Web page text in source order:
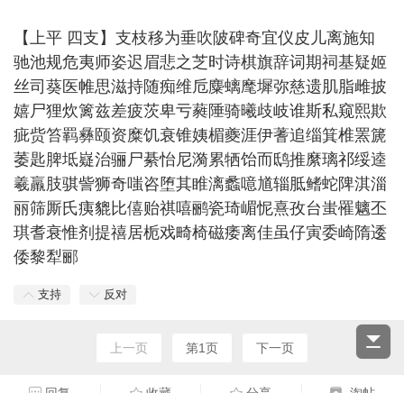
【上平 四支】支枝移为垂吹陂碑奇宜仪皮儿离施知
驰池规危夷师姿迟眉悲之芝时诗棋旗辞词期祠基疑姬
丝司葵医帷思滋持随痴维卮麋螭麾墀弥慈遗肌脂雌披
嬉尸狸炊篱兹差疲茨卑亏蕤陲骑曦歧岐谁斯私窥熙欺
疵赀笞羁彝颐资糜饥衰锥姨楣夔涯伊蓍追缁箕椎罴篪
萎匙脾坻嶷治骊尸綦怡尼漪累牺饴而鸱推縻璃祁绥逵
羲羸肢骐訾狮奇嗤咨堕其睢漓蠡噫馗辎胝鳍蛇陴淇淄
丽筛厮氏痍貔比僖贻祺嘻鹂瓷琦嵋怩熹孜台蚩罹魑丕
琪耆衰惟剂提禧居栀戏畸椅磁痿离佳虽仔寅委崎隋逶
倭黎犁郦
支持 反对
上一页 第1页 下一页